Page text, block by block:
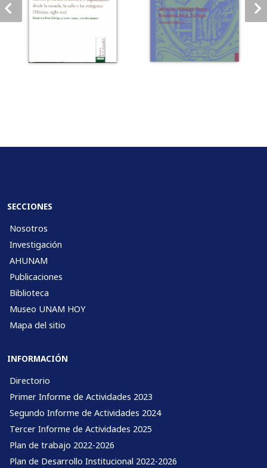
SECCIONES
Nosotros
Investigación
AHUNAM
Publicaciones
Biblioteca
Museo UNAM HOY
Mapa del sitio
INFORMACIÓN
Directorio
Primer Informe de Actividades 2023
Segundo Informe de Actividades 2024
Tercer Informe de Actividades 2025
Plan de trabajo 2022-2026
Plan de Desarrollo Institucional 2022-2026